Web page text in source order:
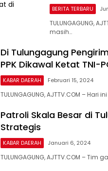
BERITA TERBARU
TULUNGAGUNG,
masih…
Di Tulungagung
PPK Dikawal Ketat TNI-
KABAR DAERAH Februari 15, 2024
TULUNGAGUNG, AJTTV.COM –
Patroli Skala Besar di
Strategis
KABAR DAERAH Januari 6, 2024
TULUNGAGUNG, AJTTV.COM –